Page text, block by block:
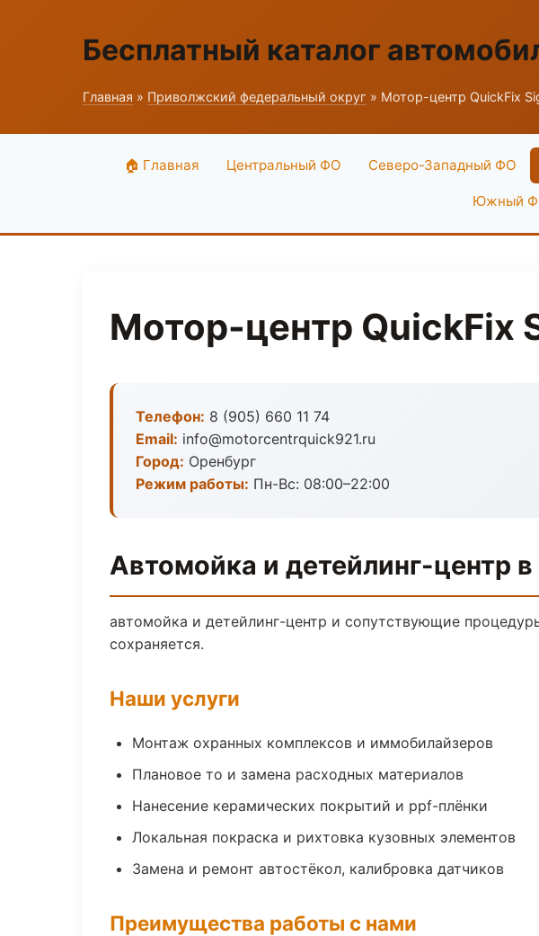
Бесплатный каталог
Главная » Приволжский федеральный округ » Мотор-центр QuickFix
🏠 Главная Центральный ФО Северо-Западный ФО
Южный
Мотор-центр QuickFix
Телефон: 8 (905) 660 11 74
Email: info@motorcentrquick921.ru
Город: Оренбург
Режим работы: Пн-Вс: 08:00–22:00
Автомойка и детейлинг-центр
автомойка и детейлинг-центр и сопутствующие
сохраняется.
Наши услуги
Монтаж охранных комплексов и иммобилайзеров
Плановое то и замена расходных материалов
Нанесение керамических покрытий и ppf-плёнки
Локальная покраска и рихтовка кузовных элементов
Замена и ремонт автостёкол, калибровка датчиков
Преимущества работы с нами